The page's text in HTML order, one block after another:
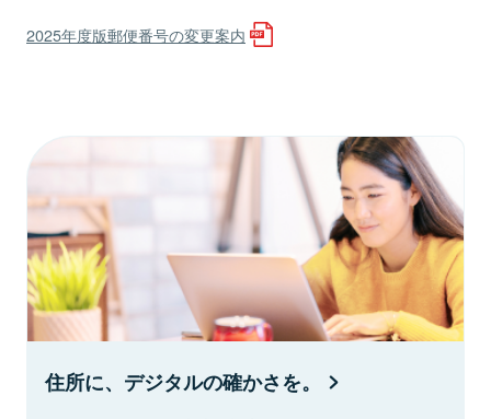
2025年度版郵便番号の変更案内
住所に、デジタルの確かさを。